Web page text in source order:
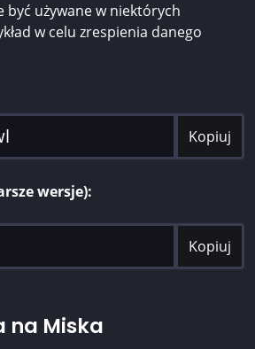
być używane w niektórych
w celu zrespienia danego
Kopiuj
wersje):
Kopiuj
na Miska